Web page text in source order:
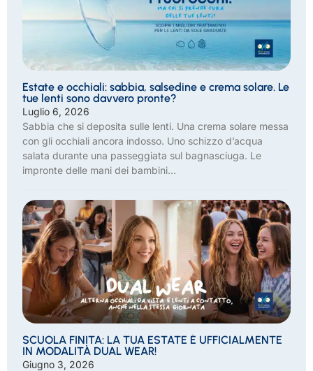
Estate e occhiali: sabbia, salsedine e crema solare. Le
tue lenti sono davvero pronte?
Luglio 6, 2026
Sabbia che si deposita sulle lenti. Una crema solare messa
con gli occhiali ancora indosso. Uno schizzo d’acqua
salata durante una passeggiata sul bagnasciuga. Le
impronte delle mani dei bambini...
SCUOLA FINITA: LA TUA ESTATE È UFFICIALMENTE
IN MODALITÀ DUAL WEAR!
Giugno 3, 2026